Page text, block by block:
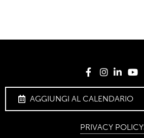
AGGIUNGI AL CALENDARIO
PRIVACY POLICY